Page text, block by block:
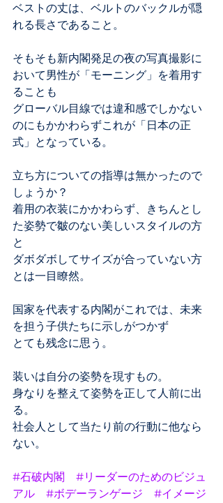
ベストの丈は、ベルトのバックルが隠
れる長さであること。
そもそも新内閣発足の夜の写真撮影に
おいて男性が「モーニング」を着用す
ることも
グローバル目線では違和感でしかない
のにもかかわらずこれが「日本の正
式」となっている。
立ち方についての指導は無かったので
しょうか？
着用の衣装にかかわらず、きちんとし
た姿勢で皺のない美しいスタイルの方
と
ダボダボしてサイズが合っていない方
とは一目瞭然。
国家を代表する内閣がこれでは、未来
を担う子供たちに示しがつかず
とても残念に思う。
装いは自分の姿勢を現すもの。
身なりを整えて姿勢を正して人前に出
る。
社会人として当たり前の行動に他なら
ない。
#石破内閣
#リーダーのためのビジュ
アル
#ボデーランゲージ
#イメージ